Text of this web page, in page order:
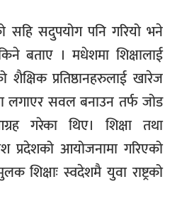
सदुपयोग पनि गरियो भने
बताए । मधेशमा शिक्षालाई
प्रतिष्ठानहरुलाई खारेज
लगाएर सवल बनाउन तर्फ जोड
गरेका थिए। शिक्षा तथा
प्रदेशको आयोजनामा गरिएको
शिक्षाः स्वदेशमै युवा राष्ट्रको